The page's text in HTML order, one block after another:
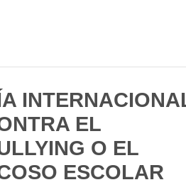
EL
O EL
ESCOLAR